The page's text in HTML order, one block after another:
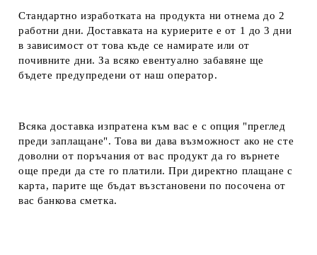
Стандартно изработката на продукта ни отнема до 2
работни дни. Доставката на куриерите е от 1 до 3 дни
в зависимост от това къде се намирате или от
почивните дни. За всяко евентуално забавяне ще
бъдете предупредени от наш оператор.
Всяка доставка изпратена към вас е с опция "преглед
преди заплащане". Това ви дава възможност ако не сте
доволни от поръчания от вас продукт да го върнете
още преди да сте го платили. При директно плащане с
карта, парите ще бъдат възстановени по посочена от
вас банкова сметка.